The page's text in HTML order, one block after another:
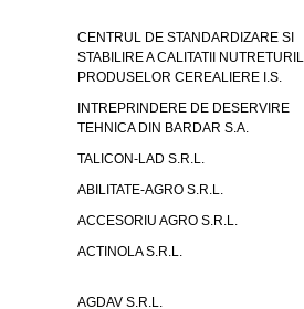
CENTRUL DE STANDARDIZARE SI
STABILIRE A CALITATII
PRODUSELOR CEREALIERE I.S.
INTREPRINDERE DE DESERVIRE
TEHNICA DIN BARDAR S.A.
TALICON-LAD S.R.L.
ABILITATE-AGRO S.R.L.
ACCESORIU AGRO S.R.L.
ACTINOLA S.R.L.
AGDAV S.R.L.